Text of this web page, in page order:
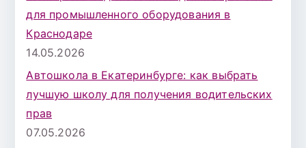
для промышленного оборудования в
Краснодаре
14.05.2026
Автошкола в Екатеринбурге: как выбрать
лучшую школу для получения водительских
прав
07.05.2026